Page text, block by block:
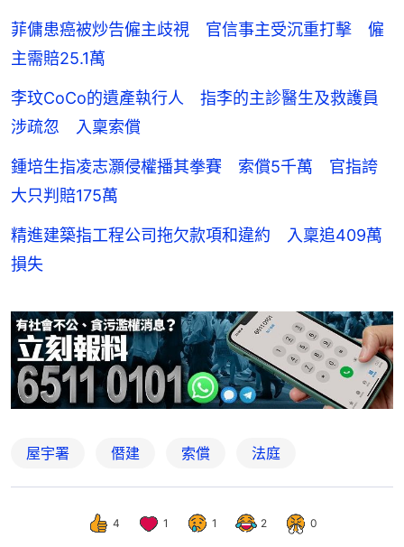
菲傭患癌被炒告僱主歧視 官信事主受沉重打擊 僱
主需賠25.1萬
李玟CoCo的遺產執行人 指李的主診醫生及救護員
涉疏忽 入稟索償
鍾培生指凌志灝侵權播其拳賽 索償5千萬 官指誇
大只判賠175萬
精進建築指工程公司拖欠款項和違約 入稟追409萬
損失
屋宇署 僭建 索償 法庭
4 1 1 2 0